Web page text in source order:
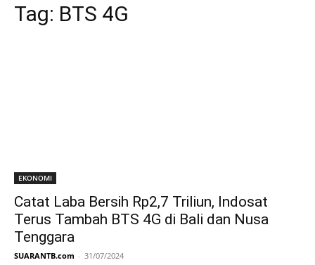
Tag: BTS 4G
EKONOMI
Catat Laba Bersih Rp2,7 Triliun, Indosat
Terus Tambah BTS 4G di Bali dan Nusa
Tenggara
SUARANTB.com - 31/07/2024